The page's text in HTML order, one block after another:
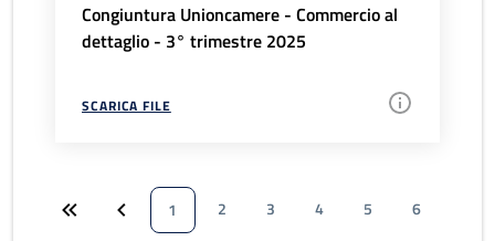
Congiuntura Unioncamere - Commercio al
dettaglio - 3° trimestre 2025
SCARICA FILE
1 2 3 4 5
6